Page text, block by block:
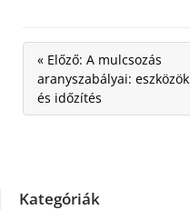
« Előző: A mulcsozás
aranyszabályai: eszközök
és időzítés
Kategóriák